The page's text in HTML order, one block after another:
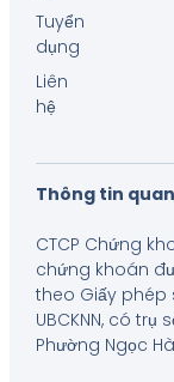
Tuyển
dụng
Liên
hệ
Thông tin
CTCP Chứng
chứng khoán
theo Giấy phép
UBCKNN, có trụ
Phường Ngọc